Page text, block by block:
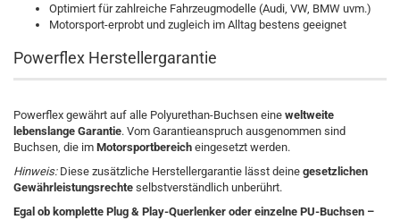
Optimiert für zahlreiche Fahrzeugmodelle (Audi, VW, BMW uvm.)
Motorsport-erprobt und zugleich im Alltag bestens geeignet
Powerflex Herstellergarantie
Powerflex gewährt auf alle Polyurethan-Buchsen eine weltweite
lebenslange Garantie. Vom Garantieanspruch ausgenommen sind
Buchsen, die im Motorsportbereich eingesetzt werden.
Hinweis:Diese zusätzliche Herstellergarantie lässt deine gesetzlichen
Gewährleistungsrechte selbstverständlich unberührt.
Egal ob komplette Plug & Play-Querlenker oder einzelne PU-Buchsen –